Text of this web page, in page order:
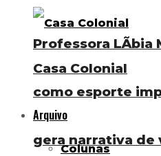
Casa Colonial
Arquivo
Colunas
Professora LÃ­bia
como esporte
gera narrativa de